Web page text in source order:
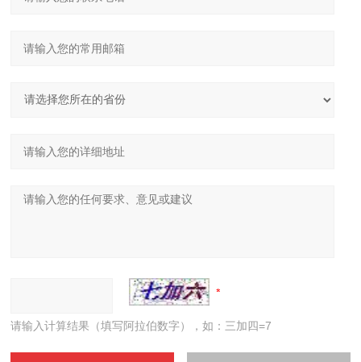
请输入计算结果（填写阿拉伯数字），如：三加四=7